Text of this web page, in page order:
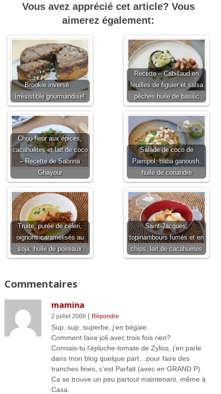
Vous avez apprécié cet article? Vous
aimerez également:
Brookie inversé…
Irrésistible gourmandise!
Recette – Cabillaud en
feuilles de figuier et salsa
pêches huile de basilic
Chou-fleur aux épices,
cacahuètes et lait de coco
– Recette de Sabrina
Ghayour
Salade de coco de
Paimpol, baba ganoush,
huile de coriandre
Truite, purée de céleri,
oignons caramélisés au
soja, huile de poireaux
Saint-Jacques,
topinambours fumés et en
chips, lait de cacahuètes
Commentaires
mamina
2 juillet 2006 | Répondre
Sup..sup..superbe, j’en bégaie.
Comment faire joli avec trois fois rien?
Connais-tu l’épluche-tomate de Zyliss, j’en parle
dans mon blog quelque part…pour faire des
tranches fines, c’est Parfait (avec en GRAND P).
Ca se trouve un peu partout maintenant, même à
Casa.